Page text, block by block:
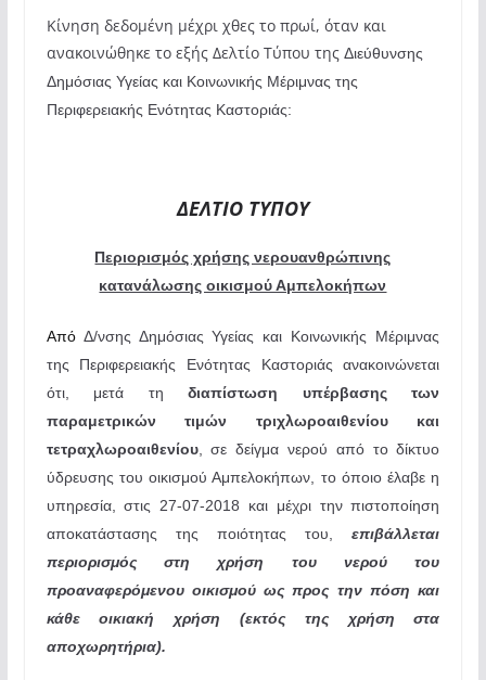
Κίνηση δεδομένη μέχρι χθες το πρωί, όταν και
ανακοινώθηκε το εξής Δελτίο Τύπου της Διεύθυνσης
Δημόσιας Υγείας και Κοινωνικής Μέριμνας της
Περιφερειακής Ενότητας Καστοριάς:
ΔΕΛΤΙΟ ΤΥΠΟΥ
Περιορισμός χρήσης νερουανθρώπινης
κατανάλωσης οικισμού Αμπελοκήπων
ΑπόΔ/νσης Δημόσιας Υγείας και Κοινωνικής Μέριμνας
της Περιφερειακής Ενότητας Καστοριάς ανακοινώνεται
ότι, μετά τηδιαπίστωση υπέρβασης των
παραμετρικών τιμών τριχλωροαιθενίου και
τετραχλωροαιθενίου, σε δείγμα νερού από το δίκτυο
ύδρευσης του οικισμού Αμπελοκήπων, το όποιο έλαβε η
υπηρεσία, στις 27-07-2018 και μέχρι την πιστοποίηση
αποκατάστασης της ποιότητας του,επιβάλλεται
περιορισμός στη χρήση του νερού του
προαναφερόμενου οικισμού ως προς την πόση και
κάθε οικιακή χρήση (εκτός της χρήση στα
αποχωρητήρια).